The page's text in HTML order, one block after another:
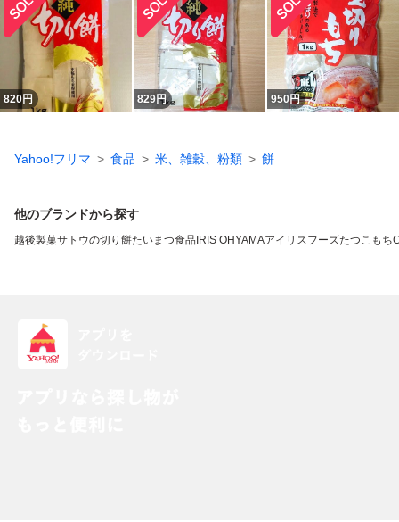
820円 829円 950円
Yahoo!フリマ 食品 米、雑穀、粉類 餅
他のブランドから探す
越後製菓サトウの切り餅たいまつ食品 IRIS OHYAMAアイリスフーズたつこもち